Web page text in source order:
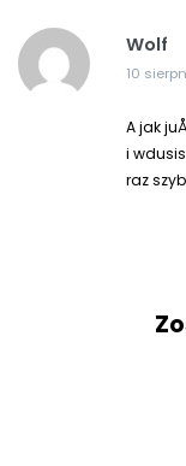
Wolf
10
A jak
i
raz